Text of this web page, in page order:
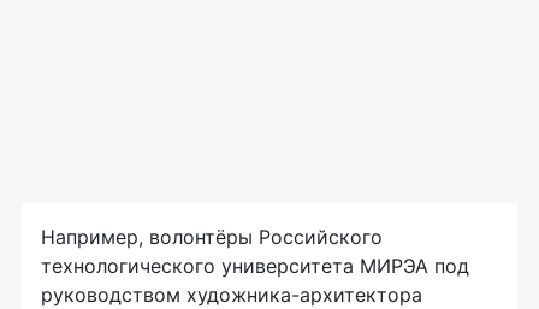
Например, волонтёры Российского
технологического университета МИРЭА под
руководством художника-архитектора